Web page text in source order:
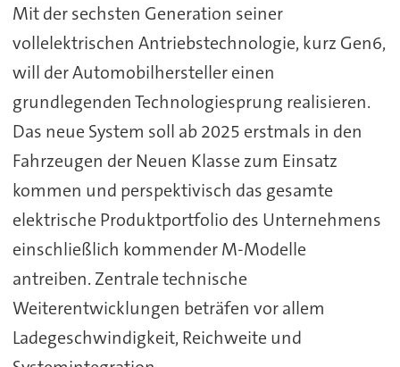
Mit der sechsten Generation seiner
vollelektrischen Antriebstechnologie, kurz Gen6,
will der Automobilhersteller einen
grundlegenden Technologiesprung realisieren.
Das neue System soll ab 2025 erstmals in den
Fahrzeugen der Neuen Klasse zum Einsatz
kommen und perspektivisch das gesamte
elektrische Produktportfolio des Unternehmens
einschließlich kommender M-Modelle
antreiben. Zentrale technische
Weiterentwicklungen beträfen vor allem
Ladegeschwindigkeit, Reichweite und